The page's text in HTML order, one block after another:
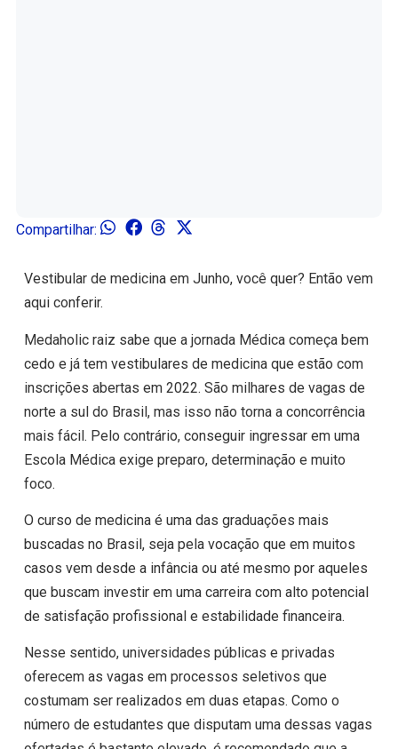
Compartilhar:
Vestibular de medicina em Junho, você quer? Então vem
aqui conferir.
Medaholic raiz sabe que a jornada Médica começa bem
cedo e já tem vestibulares de medicina que estão com
inscrições abertas em 2022. São milhares de vagas de
norte a sul do Brasil, mas isso não torna a concorrência
mais fácil. Pelo contrário, conseguir ingressar em uma
Escola Médica exige preparo, determinação e muito
foco.
O curso de medicina é uma das graduações mais
buscadas no Brasil, seja pela vocação que em muitos
casos vem desde a infância ou até mesmo por aqueles
que buscam investir em uma carreira com alto potencial
de satisfação profissional e estabilidade financeira.
Nesse sentido, universidades públicas e privadas
oferecem as vagas em processos seletivos que
costumam ser realizados em duas etapas. Como o
número de estudantes que disputam uma dessas vagas